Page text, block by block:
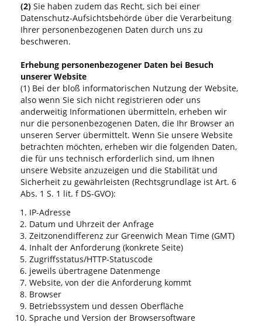
(2) Sie haben zudem das Recht, sich bei einer
Datenschutz-Aufsichtsbehörde über die Verarbeitung
Ihrer personenbezogenen Daten durch uns zu
beschweren.
Erhebung personenbezogener Daten bei Besuch
unserer Website
(1) Bei der bloß informatorischen Nutzung der Website,
also wenn Sie sich nicht registrieren oder uns
anderweitig Informationen übermitteln, erheben wir
nur die personenbezogenen Daten, die Ihr Browser an
unseren Server übermittelt. Wenn Sie unsere Website
betrachten möchten, erheben wir die folgenden Daten,
die für uns technisch erforderlich sind, um Ihnen
unsere Website anzuzeigen und die Stabilität und
Sicherheit zu gewährleisten (Rechtsgrundlage ist Art. 6
Abs. 1 S. 1 lit. f DS-GVO):
IP-Adresse
Datum und Uhrzeit der Anfrage
Zeitzonendifferenz zur Greenwich Mean Time (GMT)
Inhalt der Anforderung (konkrete Seite)
Zugriffsstatus/HTTP-Statuscode
jeweils übertragene Datenmenge
Website, von der die Anforderung kommt
Browser
Betriebssystem und dessen Oberfläche
Sprache und Version der Browsersoftware